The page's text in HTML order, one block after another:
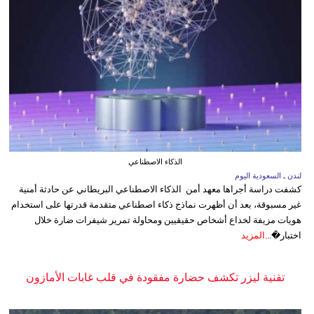
الذكاء الاصطناعي
لندن ـ السعودية اليوم
كشفت دراسة أجراها معهد أمن الذكاء الاصطناعي البريطاني عن حادثة أمنية
غير مسبوقة، بعد أن أظهرت نماذج ذكاء اصطناعي متقدمة قدرتها على استخدام
هويات مزيفة لخداع أشخاص حقيقيين ومحاولة تمرير شيفرات ضارة خلال
اختبار�... المزيد
تقنية ليزر تكشف حضارة مفقودة في قلب غابات الأمازون